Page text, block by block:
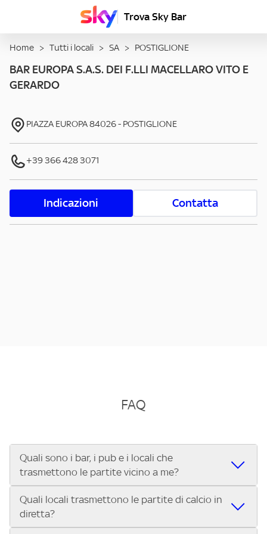
Trova Sky Bar
Home > Tutti i locali > SA > POSTIGLIONE
BAR EUROPA S.A.S. DEI F.LLI MACELLARO VITO E
GERARDO
PIAZZA EUROPA84026- POSTIGLIONE
+39 366 428 3071
Indicazioni Contatta
FAQ
Quali sono i bar, i pub e i locali che
trasmettono le partite vicino a me?
Se cerchi un bar, pub, ristorante o locale vicino a te per
vedere le partite di Serie A ENILIVE, la Serie C Sky Wifi, la
UEFA Champions League, la UEFA Europa League, la UEFA
Quali locali trasmettono le partite di calcio in
diretta?